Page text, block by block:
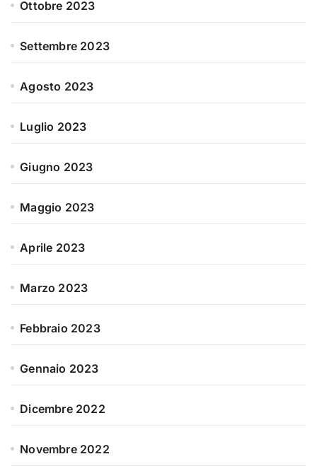
Ottobre 2023
Settembre 2023
Agosto 2023
Luglio 2023
Giugno 2023
Maggio 2023
Aprile 2023
Marzo 2023
Febbraio 2023
Gennaio 2023
Dicembre 2022
Novembre 2022